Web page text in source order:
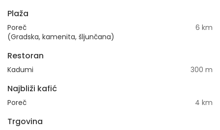
Plaža
Poreč
(Gradska, kamenita, šljunčana)
6 km
Restoran
Kadumi 300 m
Najbliži kafić
Poreč 4 km
Trgovina